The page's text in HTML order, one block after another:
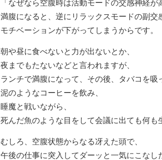
「なぜなら空腹時は活動モードの交感神経が
満腹になると、逆にリラックスモードの副交
モチベーションが下がってしまうからです。
朝や昼に食べないと力が出ないとか、
夜までもたないなどと言われますが、
ランチで満腹になって、その後、タバコを吸
泥のようなコーヒーを飲み、
睡魔と戦いながら、
死んだ魚のような目をして会議に出ても何も
むしろ、空腹状態からなる冴えた頭で、
午後の仕事に突入してダーッと一気にこなし